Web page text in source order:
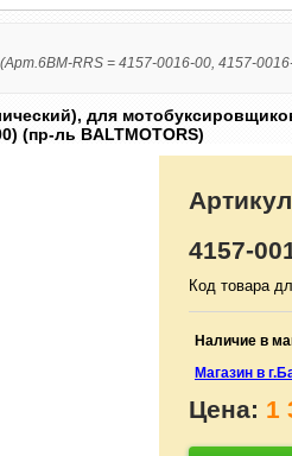
RRS = 4157-0016-00, 4157-
для
(пр-ль BALTMOTORS)
4157-
Код товара
Наличие в
Магазин в
Цена: 1